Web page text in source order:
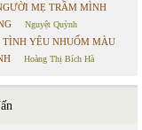
MẸ TRẦM MÌNH
Nguyệt Quỳnh
TÌNH YÊU NHUỐM MÀU
Hoàng Thị Bích Hà